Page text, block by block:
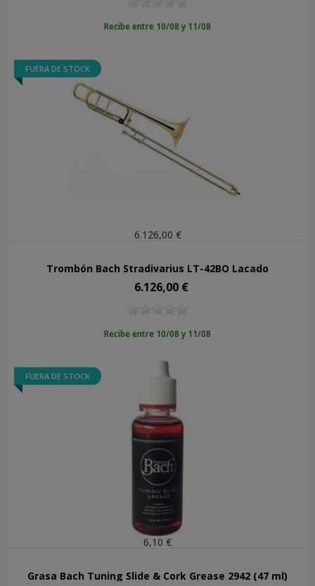
Recibe entre 10/08 y 11/08
FUERA DE STOCK
6.126,00 €
Trombón Bach Stradivarius LT-42BO Lacado
Precio
6.126,00 €
Recibe entre 10/08 y 11/08
FUERA DE STOCK
6,10 €
Grasa Bach Tuning Slide & Cork Grease 2942 (47 ml)